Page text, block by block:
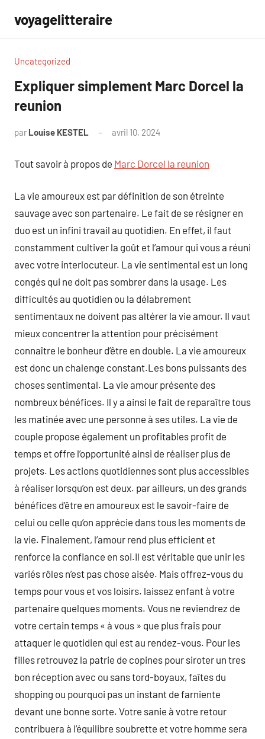
contenu
voyagelitteraire
Uncategorized
Expliquer simplement Marc Dorcel la
reunion
par Louise KESTEL avril 10, 2024
Tout savoir à propos de Marc Dorcel la reunion
La vie amoureux est par définition de son étreinte
sauvage avec son partenaire. Le fait de se résigner en
duo est un infini travail au quotidien. En effet, il faut
constamment cultiver la goût et l’amour qui vous a réuni
avec votre interlocuteur. La vie sentimental est un long
congés qui ne doit pas sombrer dans la usage. Les
difficultés au quotidien ou la délabrement
sentimentaux ne doivent pas altérer la vie amour. Il vaut
mieux concentrer la attention pour précisément
connaître le bonheur d’être en double. La vie amoureux
est donc un chalenge constant.Les bons puissants des
choses sentimental. La vie amour présente des
nombreux bénéfices. Il y a ainsi le fait de reparaître tous
les matinée avec une personne à ses utiles. La vie de
couple propose également un profitables profit de
temps et offre l’opportunité ainsi de réaliser plus de
projets. Les actions quotidiennes sont plus accessibles
à réaliser lorsqu’on est deux. par ailleurs, un des grands
bénéfices d’être en amoureux est le savoir-faire de
celui ou celle qu’on apprécie dans tous les moments de
la vie. Finalement, l’amour rend plus efficient et
renforce la confiance en soi.Il est véritable que unir les
variés rôles n’est pas chose aisée. Mais offrez-vous du
temps pour vous et vos loisirs. laissez enfant à votre
partenaire quelques moments. Vous ne reviendrez de
votre certain temps « à vous » que plus frais pour
attaquer le quotidien qui est au rendez-vous. Pour les
filles retrouvez la patrie de copines pour siroter un tres
bon réception avec ou sans tord-boyaux, faîtes du
shopping ou pourquoi pas un instant de farniente
devant une bonne sorte. Votre sanie à votre retour
contribuera à l’équilibre soubrette et votre homme sera